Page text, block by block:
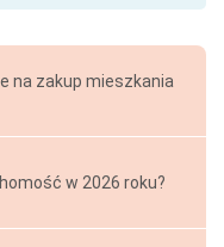
na zakup mieszkania
w 2026 roku?